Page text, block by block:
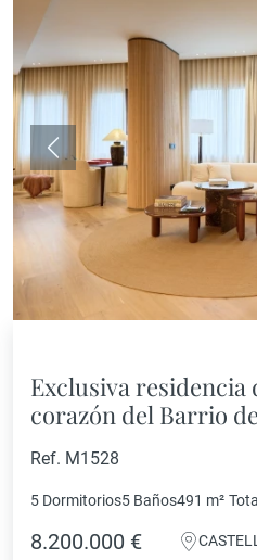
Anterior
Exclusiva residencia
corazón del Barrio
Ref. M1528
5 Dormitorios5 Baños491 m² Total
8.200.000 €